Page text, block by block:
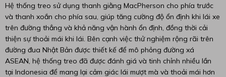
Hệ thống treo sử dụng thanh giằng MacPherson cho phía trước
và thanh xoắn cho phía sau, giúp tăng cường độ ổn định khi lái xe
trên đường thẳng và khả năng vận hành ổn định, đồng thời cải
thiện sự thoải mái khi lái. Bên cạnh việc thử nghiệm rộng rãi trên
đường đua Nhật Bản được thiết kế để mô phỏng đường xá
ASEAN, hệ thống treo đã được đánh giá và tinh chỉnh nhiều lần
tại Indonesia để mang lại cảm giác lái mượt mà và thoải mái hơn